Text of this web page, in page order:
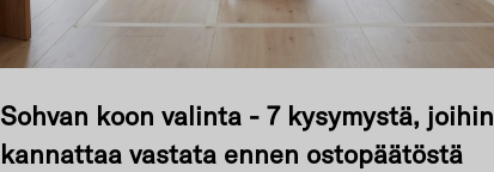
Sohvan koon valinta - 7 kysymystä, joihin
kannattaa vastata ennen ostopäätöstä